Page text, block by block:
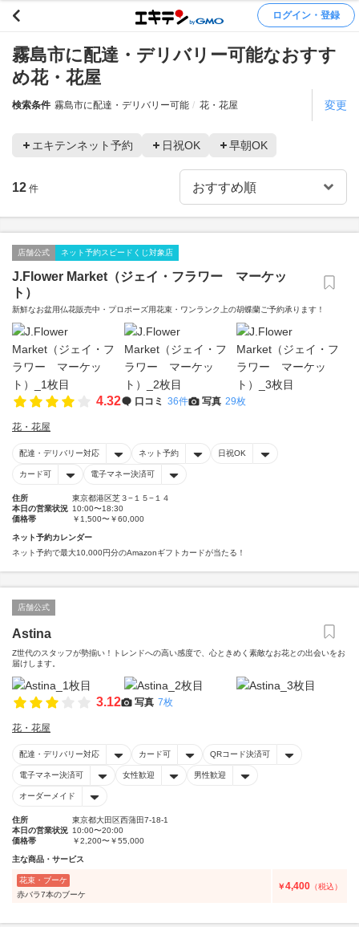
ログイン・登録
霧島市に配達・デリバリー可能なおすす
め花・花屋
検索条件 霧島市に配達・デリバリー可能 花・花屋 変更
エキテンネット予約 日祝OK 早朝OK
12 件
店舗公式 ネット予約スピードくじ対象店
J.Flower Market（ジェイ・フラワー マーケッ
ト）
新鮮なお盆用仏花販売中・プロポーズ用花束・ワンランク上の胡蝶蘭ご予約承ります！
4.32 口コミ 36件 写真 29枚
花・花屋
配達・デリバリー対応 ネット予約 日祝OK
カード可 電子マネー決済可
住所
東京都港区芝３−１５−１４
本日の営業状況 10:00〜18:30
価格帯
￥1,500〜￥60,000
ネット予約カレンダー
ネット予約で最大10,000円分のAmazonギフトカードが当たる！
店舗公式
Astina
Z世代のスタッフが勢揃い！トレンドへの高い感度で、心ときめく素敵なお花との出会いをお
届けします。
3.12 写真 7枚
花・花屋
配達・デリバリー対応 カード可 QRコード決済可
電子マネー決済可 女性歓迎 男性歓迎
オーダーメイド
住所
東京都大田区西蒲田7-18-1
本日の営業状況 10:00〜20:00
価格帯
￥2,200〜￥55,000
主な商品・サービス
花束・ブーケ
赤バラ7本のブーケ
￥4,400 （税込）